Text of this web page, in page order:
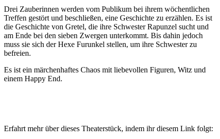
Drei Zauberinnen werden vom Publikum bei ihrem wöchentlichen
Treffen gestört und beschließen, eine Geschichte zu erzählen. Es ist
die Geschichte von Gretel, die ihre Schwester Rapunzel sucht und
am Ende bei den sieben Zwergen unterkommt. Bis dahin jedoch
muss sie sich der Hexe Furunkel stellen, um ihre Schwester zu
befreien.
Es ist ein märchenhaftes Chaos mit liebevollen Figuren, Witz und
einem Happy End.
Erfahrt mehr über dieses Theaterstück, indem ihr diesem Link folgt: